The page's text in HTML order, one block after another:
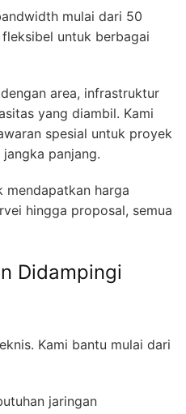
mulai dari 50
untuk berbagai
area, infrastruktur
yang diambil. Kami
spesial untuk proyek
panjang.
mendapatkan harga
hingga proposal, semua
Didampingi
Kami bantu mulai dari
jaringan